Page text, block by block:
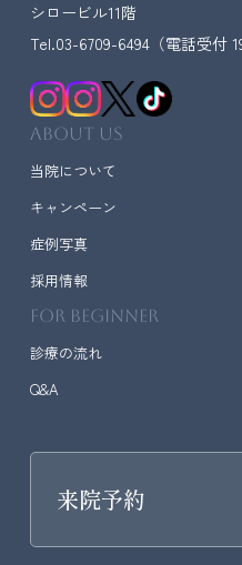
シロービル11階
Tel.03-6709-6494（電話受付
ABOUT US
当院について
キャンペーン
症例写真
採用情報
FOR BEGINNER
診療の流れ
Q&A
来院予約